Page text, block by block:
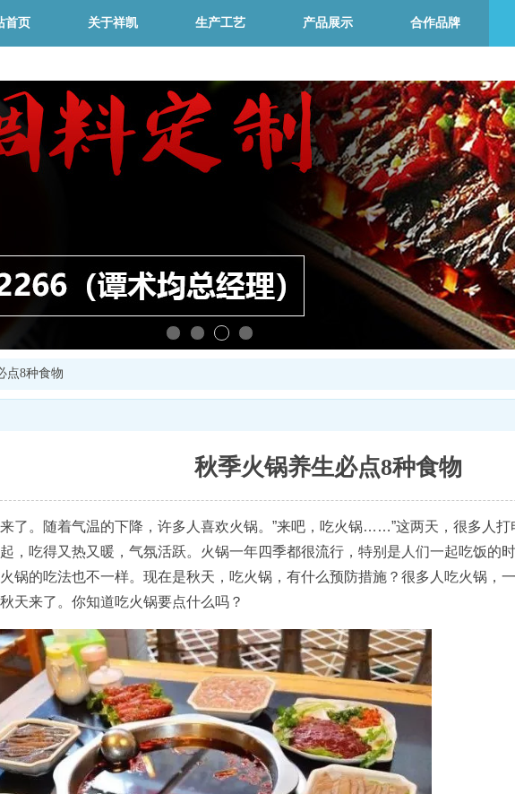
首页 关于祥凯 生产工艺 产品展示 合作品牌
点8种食物
秋季火锅养生必点8种食物
了。随着气温的下降，许多人喜欢火锅。”来吧，吃火锅……”这两天，很多人
，吃得又热又暖，气氛活跃。火锅一年四季都很流行，特别是人们一起吃饭的
锅的吃法也不一样。现在是秋天，吃火锅，有什么预防措施？很多人吃火锅，
天来了。你知道吃火锅要点什么吗？